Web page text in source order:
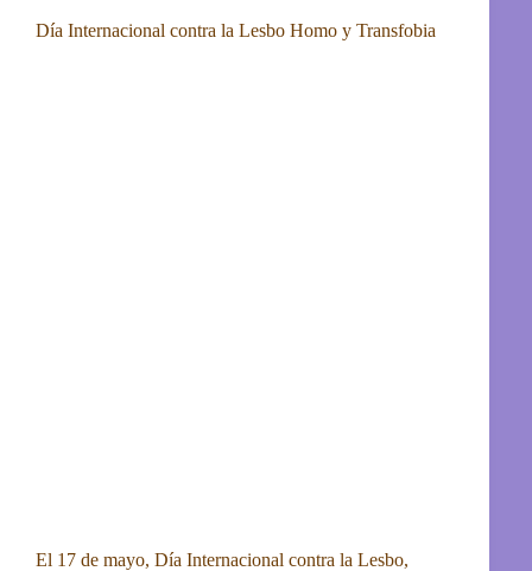
Día Internacional contra la Lesbo Homo y Transfobia
El 17 de mayo, Día Internacional contra la Lesbo,